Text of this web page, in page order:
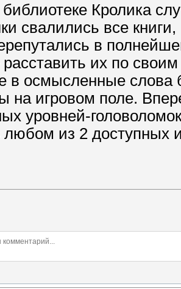
библиотеке Кролика
свалились все
в
их по
в осмысленные слова
на игровом поле.
уровней-
любом из 2 доступных